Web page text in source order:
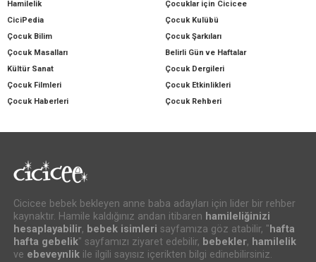
Hamilelik
Çocuklar için Cicicee
CiciPedia
Çocuk Kulübü
Çocuk Bilim
Çocuk Şarkıları
Çocuk Masalları
Belirli Gün ve Haftalar
Kültür Sanat
Çocuk Dergileri
Çocuk Filmleri
Çocuk Etkinlikleri
Çocuk Haberleri
Çocuk Rehberi
Cicicee bebek bekleyen anne baba adayları için lider bir rehber
kaynaktır. Hamile kaldığınız andan itibaren hamileliğinizi
hesaplayabilir, bebek isimleri sayfamıza göz atabilir, " hafta
hafta gebelik" sayfamızı ziyaret edebilir, bebekler, hamilelik
ve ebeveynlikile ilgili sayısız içerikten bilgi edinebilirsiniz.